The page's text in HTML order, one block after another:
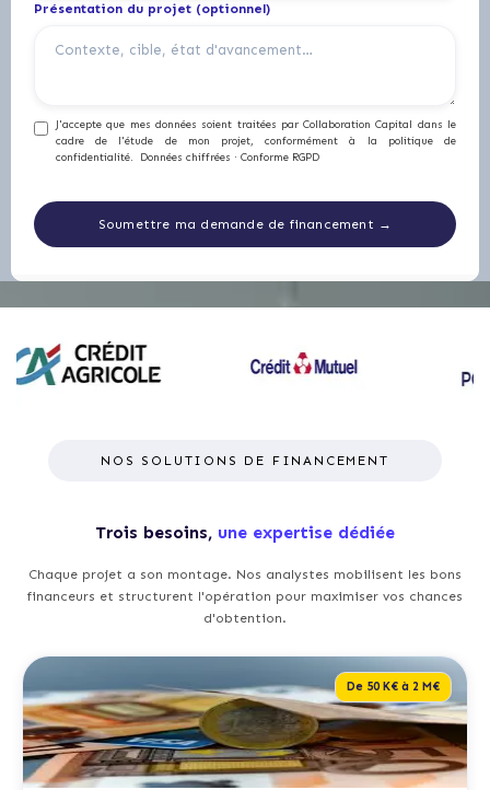
Présentation du projet (optionnel)
J'accepte que mes données soient traitées par Collaboration Capital dans le
cadre de l'étude de mon projet, conformément à la politique de
confidentialité. Données chiffrées · Conforme RGPD
NOS SOLUTIONS DE FINANCEMENT
Trois besoins, une expertise dédiée
Chaque projet a son montage. Nos analystes mobilisent les bons
financeurs et structurent l'opération pour maximiser vos chances
d'obtention.
De 50 K€ à 2 M€